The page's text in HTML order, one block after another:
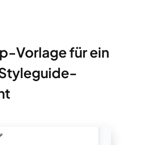
Vorlage für ein